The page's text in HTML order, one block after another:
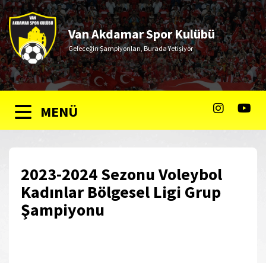
Van Akdamar Spor Kulübü
Geleceğin Şampiyonları, Burada Yetişiyor
MENÜ
2023-2024 Sezonu Voleybol
Kadınlar Bölgesel Ligi Grup
Şampiyonu